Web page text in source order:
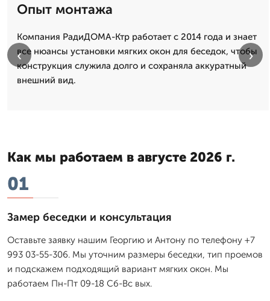
Опыт монтажа
Компания РадиДОМА-Ктр работает с 2014 года и знает
все нюансы установки мягких окон для беседок, чтобы
конструкция служила долго и сохраняла аккуратный
внешний вид.
‹ ›
Как мы работаем в августе 2026 г.
01
Замер беседки и консультация
Оставьте заявку нашим Георгию и Антону по телефону +7
993 03-55-306. Мы уточним размеры беседки, тип проемов
и подскажем подходящий вариант мягких окон. Мы
работаем Пн-Пт 09-18 Сб-Вс вых.